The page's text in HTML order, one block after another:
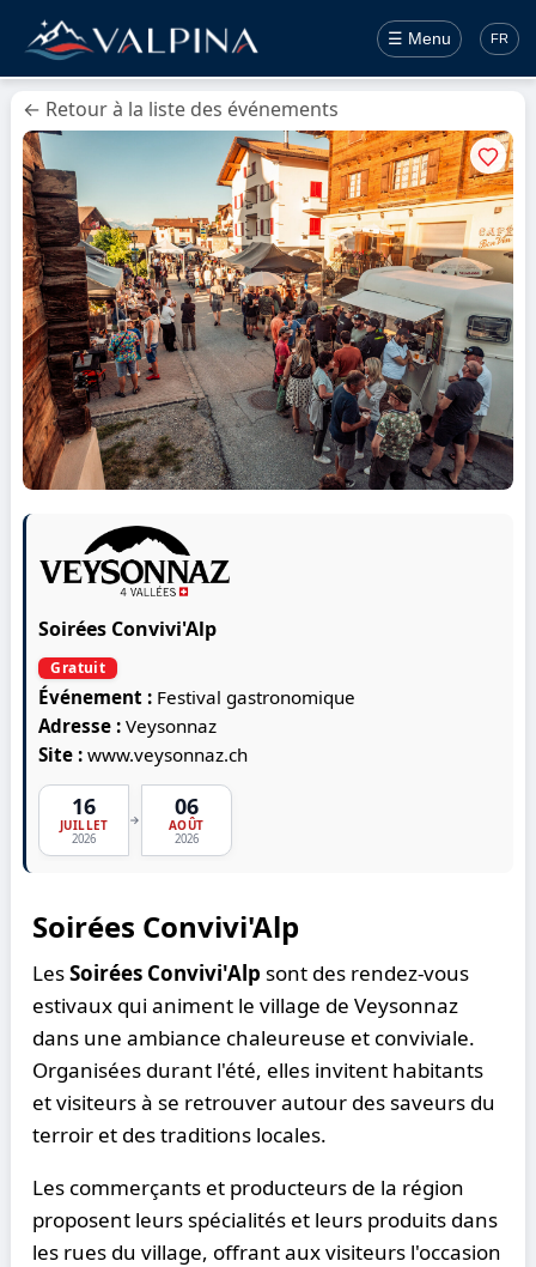
☰ Menu FR
← Retour à la liste des événements
Soirées Convivi'Alp
Gratuit
Événement : Festival gastronomique
Adresse :Veysonnaz
Site :www.veysonnaz.ch
16
JUILLET
2026
→ 06
AOÛT
2026
Soirées Convivi'Alp
LesSoirées Convivi'Alp sont des rendez-vous
estivaux qui animent le village de Veysonnaz
dans une ambiance chaleureuse et conviviale.
Organisées durant l'été, elles invitent habitants
et visiteurs à se retrouver autour des saveurs du
terroir et des traditions locales.
Les commerçants et producteurs de la région
proposent leurs spécialités et leurs produits dans
les rues du village, offrant aux visiteurs l'occasion